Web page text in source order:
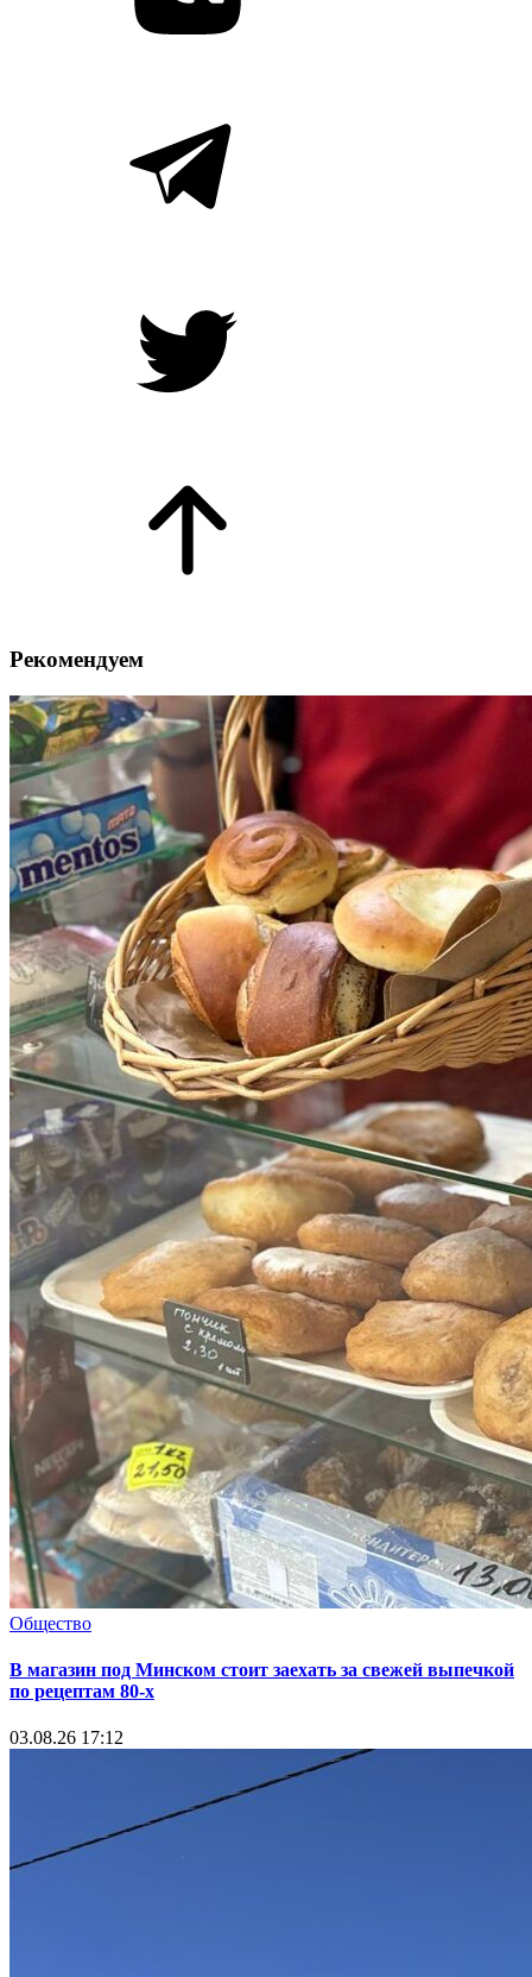
Рекомендуем
Общество
В магазин под Минском стоит заехать за свежей выпечкой
по рецептам 80-х
03.08.26 17:12